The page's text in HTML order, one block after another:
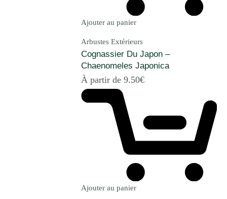
Ajouter au panier
Arbustes Extérieurs
Cognassier Du Japon –
Chaenomeles Japonica
À partir de 9.50€
Ajouter au panier